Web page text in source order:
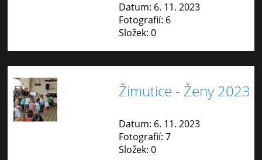
Datum: 6. 11. 2023
Fotografií: 6
Složek: 0
Žimutice - Ženy 2023
Datum: 6. 11. 2023
Fotografií: 7
Složek: 0